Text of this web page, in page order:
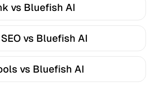
vs Bluefish AI
vs Bluefish AI
vs Bluefish AI